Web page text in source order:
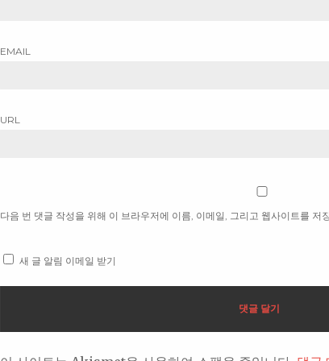
EMAIL
URL
다음 번 댓글 작성을 위해 이 브라우저에 이름, 이메일, 그리고 웹사이트를 저
새 글 알림 이메일 받기